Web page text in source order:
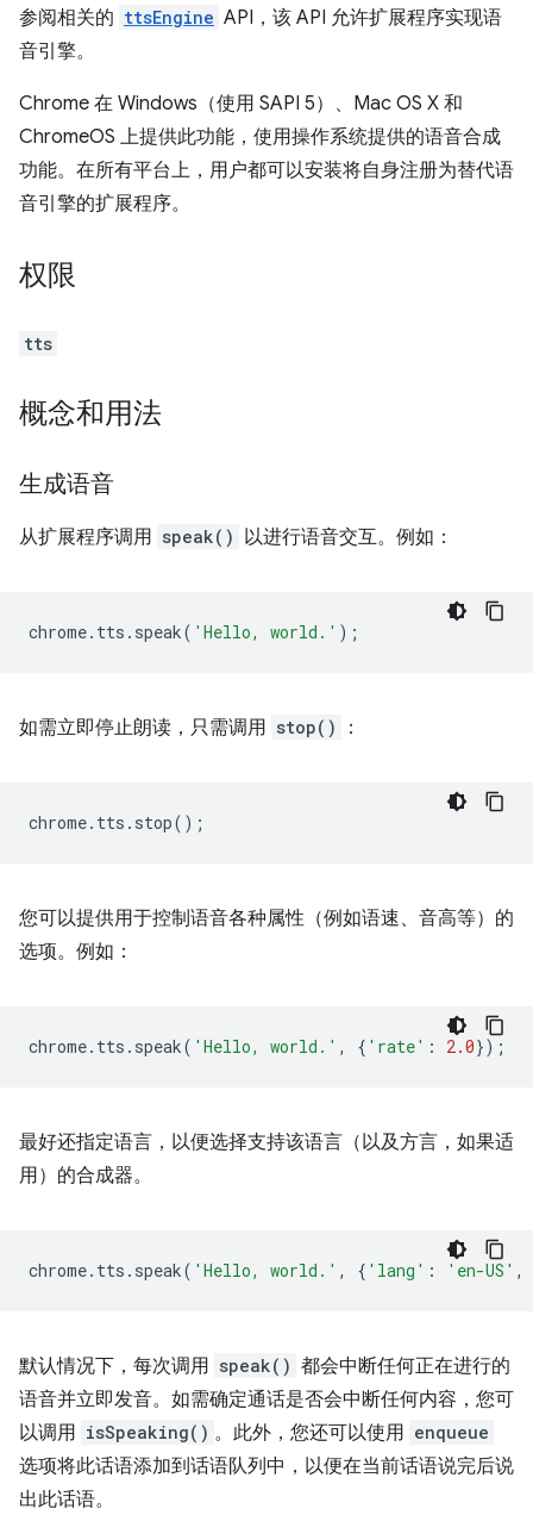
参阅相关的 ttsEngine API，该 API 允许扩展程序实现语
音引擎。
Chrome 在 Windows（使用 SAPI 5）、Mac OS X 和
ChromeOS 上提供此功能，使用操作系统提供的语音合成
功能。在所有平台上，用户都可以安装将自身注册为替代语
音引擎的扩展程序。
权限
tts
概念和用法
生成语音
从扩展程序调用 speak() 以进行语音交互。例如：
chrome. tts . speak( 'Hello, world.' );
如需立即停止朗读，只需调用 stop() ：
chrome. tts . stop();
您可以提供用于控制语音各种属性（例如语速、音高等）的
选项。例如：
chrome. tts . speak( 'Hello, world.' , { 'rate' : 2.0});
最好还指定语言，以便选择支持该语言（以及方言，如果适
用）的合成器。
chrome. tts . speak( 'Hello, world.' , { 'lang' : 'en-US' ,
默认情况下，每次调用 speak() 都会中断任何正在进行的
语音并立即发音。如需确定通话是否会中断任何内容，您可
以调用 isSpeaking() 。此外，您还可以使用 enqueue
选项将此话语添加到话语队列中，以便在当前话语说完后说
出此话语。